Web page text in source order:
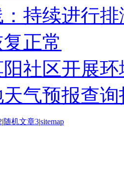
持续进行
正常
社区开展
气预报查询
|随机文章3|sitemap